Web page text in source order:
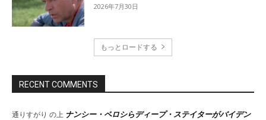
2026年7月30日
もっとロードする
RECENT COMMENTS
通りすがり の上 ナンシー・ペロシらディープ・ステイターがバイデン